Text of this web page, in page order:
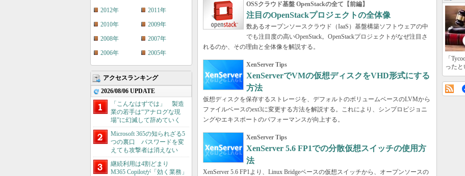
2012年
2011年
2010年
2009年
2008年
2007年
2006年
2005年
アクセスランキング
2026/08/06 UPDATE
「こんなはずでは」 製造
業の若手は“アナログな現
場”に幻滅して辞めていく
Microsoft 365の知られざる5
つの裏口 パスワードを変
えても攻撃者は消えない
継続利用は4割どまり
M365 Copilotが「効く業務」
OSSクラウド基盤 OpenStackの全て【前編】
注目のOpenStackプロジェクトの全体像
数あるオープンソースクラウド（IaaS）基盤構築ソフトウェアの中
でも注目度の高いOpenStack。OpenStackプロジェクトがなぜ注目さ
れるのか、その理由と全体像を解説する。
XenServer Tips
XenServerでVMの仮想ディスクをVHD形式にする
方法
仮想ディスクを保存するストレージを、デフォルトのボリュームベースのLVMから
ファイルベースのext3に変更する方法を解説する。これにより、シンプロビジョニ
ングやエキスポートのパフォーマンスが向上する。
XenServer Tips
XenServer 5.6 FP1での分散仮想スイッチの使用方
法
XenServer 5.6 FP1より、Linux Bridgeベースの仮想スイッチから、オープンソースの
「
ったと